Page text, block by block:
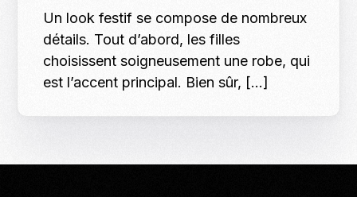
Un look festif se compose de nombreux
détails. Tout d’abord, les filles
choisissent soigneusement une robe, qui
est l’accent principal. Bien sûr, […]